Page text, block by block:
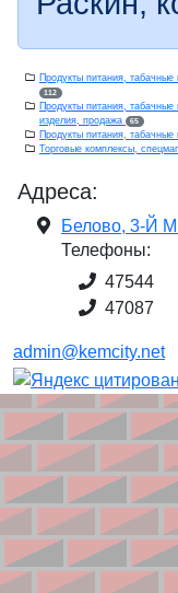
Продукты питания, табачные
112
Продукты питания, табачные
изделия, продажа
65
Продукты питания, табачные
Торговые комплексы,
Адреса:
Белово, 3-Й
Телефоны:
47544
47087
admin@kemcity.net